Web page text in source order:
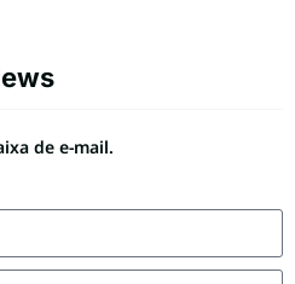
de e-mail.